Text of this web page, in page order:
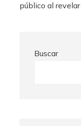
público al
Buscar